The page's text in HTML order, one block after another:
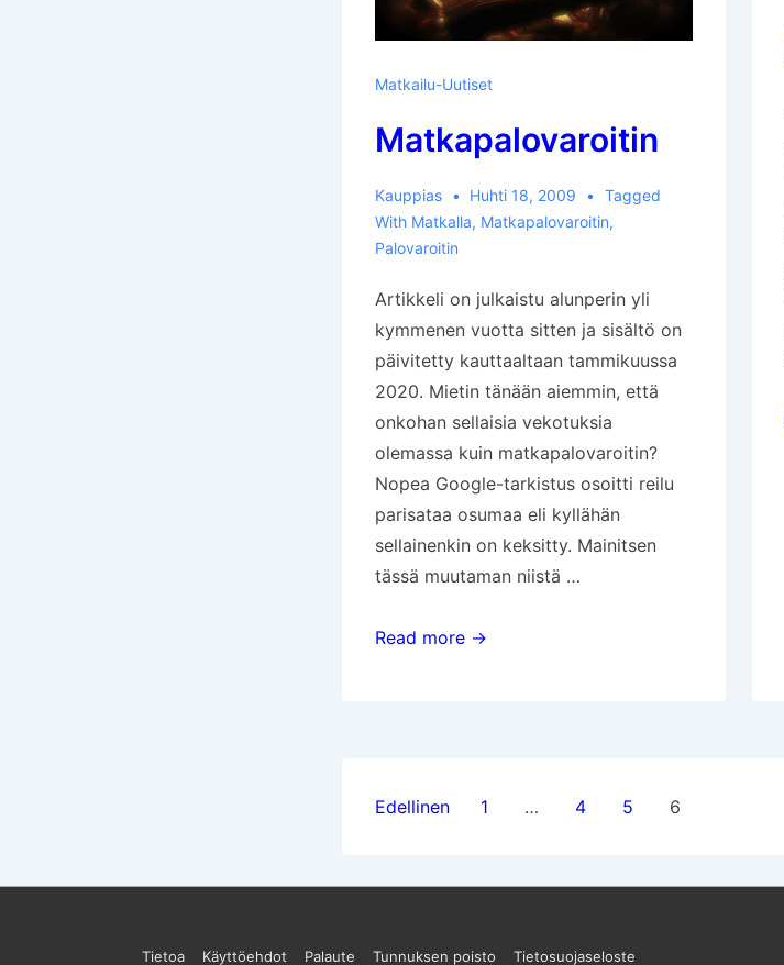
Matkailu-Uutiset
Matkapalovaroitin
Kauppias Huhti 18, 2009
Tagged
With Matkalla, Matkapalovaroitin,
Palovaroitin
Artikkeli on julkaistu alunperin yli
kymmenen vuotta sitten ja sisältö on
päivitetty kauttaaltaan tammikuussa
2020. Mietin tänään aiemmin, että
onkohan sellaisia vekotuksia
olemassa kuin matkapalovaroitin?
Nopea Google-tarkistus osoitti reilu
parisataa osumaa eli kyllähän
sellainenkin on keksitty. Mainitsen
tässä muutaman niistä …
Matkapalovaroitin
Read more →
Artikkelien
Edellinen 1 … 4 5 6
Tietoa Käyttöehdot Palaute Tunnuksen poisto Tietosuojaseloste